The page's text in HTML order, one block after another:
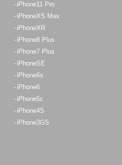
iPhone11 Pro
iPhoneXS Max
iPhoneXR
iPhone8 Plus
iPhone7 Plus
iPhoneSE
iPhone6s
iPhone6
iPhone5c
iPhone4S
iPhone3GS